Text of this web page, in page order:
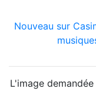
Nouveau sur
L'image